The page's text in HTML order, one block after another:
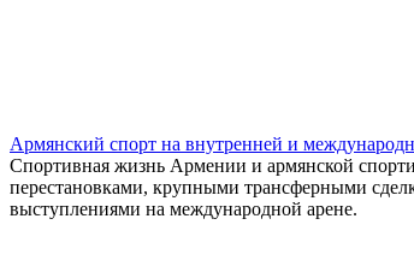
Армянский спорт на внутренней и
Спортивная жизнь Армении и армянской
перестановками, крупными трансферными
выступлениями на международной арене.